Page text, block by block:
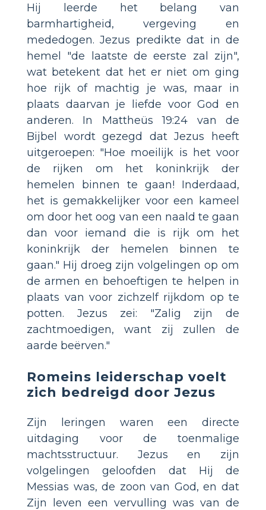
Hij leerde het belang van
barmhartigheid, vergeving en
mededogen. Jezus predikte dat in de
hemel "de laatste de eerste zal zijn",
wat betekent dat het er niet om ging
hoe rijk of machtig je was, maar in
plaats daarvan je liefde voor God en
anderen. In Mattheüs 19:24 van de
Bijbel wordt gezegd dat Jezus heeft
uitgeroepen: "Hoe moeilijk is het voor
de rijken om het koninkrijk der
hemelen binnen te gaan! Inderdaad,
het is gemakkelijker voor een kameel
om door het oog van een naald te gaan
dan voor iemand die is rijk om het
koninkrijk der hemelen binnen te
gaan." Hij droeg zijn volgelingen op om
de armen en behoeftigen te helpen in
plaats van voor zichzelf rijkdom op te
potten. Jezus zei: "Zalig zijn de
zachtmoedigen, want zij zullen de
aarde beërven."
Romeins leiderschap voelt
zich bedreigd door Jezus
Zijn leringen waren een directe
uitdaging voor de toenmalige
machtsstructuur. Jezus en zijn
volgelingen geloofden dat Hij de
Messias was, de zoon van God, en dat
Zijn leven een vervulling was van de